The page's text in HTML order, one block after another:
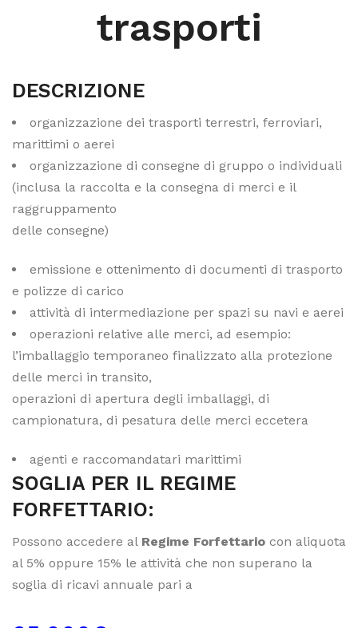
trasporti
DESCRIZIONE
organizzazione dei trasporti terrestri, ferroviari,
marittimi o aerei
organizzazione di consegne di gruppo o individuali
(inclusa la raccolta e la consegna di merci e il
raggruppamento
delle consegne)
emissione e ottenimento di documenti di trasporto
e polizze di carico
attività di intermediazione per spazi su navi e aerei
operazioni relative alle merci, ad esempio:
l’imballaggio temporaneo finalizzato alla protezione
delle merci in transito,
operazioni di apertura degli imballaggi, di
campionatura, di pesatura delle merci eccetera
agenti e raccomandatari marittimi
SOGLIA PER IL REGIME
FORFETTARIO:
Possono accedere al Regime Forfettario con aliquota
al 5% oppure 15% le attività che non superano la
soglia di ricavi annuale pari a